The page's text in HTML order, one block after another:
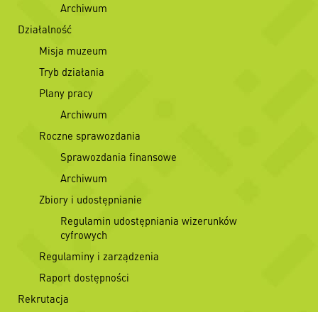
Archiwum
Działalność
Misja muzeum
Tryb działania
Plany pracy
Archiwum
Roczne sprawozdania
Sprawozdania finansowe
Archiwum
Zbiory i udostępnianie
Regulamin udostępniania wizerunków
cyfrowych
Regulaminy i zarządzenia
Raport dostępności
Rekrutacja